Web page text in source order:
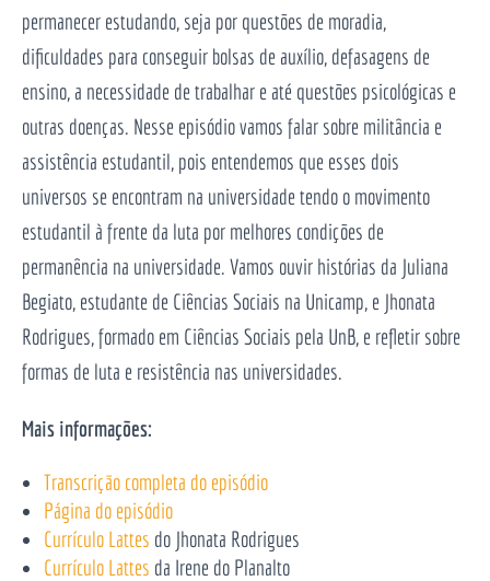
permanecer estudando, seja por questões de moradia,
dificuldades para conseguir bolsas de auxílio, defasagens de
ensino, a necessidade de trabalhar e até questões psicológicas e
outras doenças. Nesse episódio vamos falar sobre militância e
assistência estudantil, pois entendemos que esses dois
universos se encontram na universidade tendo o movimento
estudantil à frente da luta por melhores condições de
permanência na universidade. Vamos ouvir histórias da Juliana
Begiato, estudante de Ciências Sociais na Unicamp, e Jhonata
Rodrigues, formado em Ciências Sociais pela UnB, e refletir sobre
formas de luta e resistência nas universidades.
Mais informações:
Transcrição completa do episódio
Página do episódio
Currículo Lattes do Jhonata Rodrigues
Currículo Lattes da Irene do Planalto